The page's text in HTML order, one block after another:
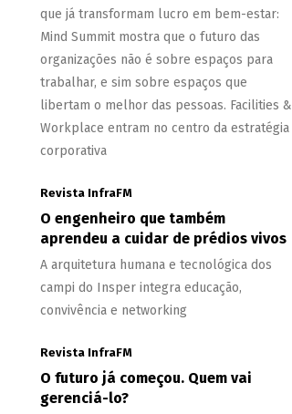
que já transformam lucro em bem-estar:
Mind Summit mostra que o futuro das
organizações não é sobre espaços para
trabalhar, e sim sobre espaços que
libertam o melhor das pessoas. Facilities &
Workplace entram no centro da estratégia
corporativa
Revista InfraFM
O engenheiro que também
aprendeu a cuidar de prédios vivos
A arquitetura humana e tecnológica dos
campi do Insper integra educação,
convivência e networking
Revista InfraFM
O futuro já começou. Quem vai
gerenciá-lo?